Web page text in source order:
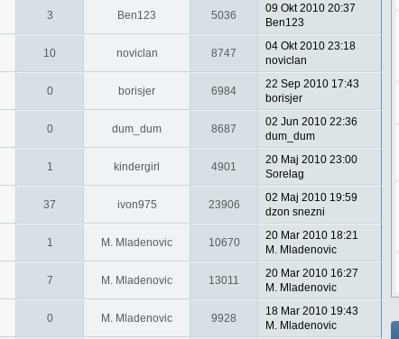
3 Ben123 5036
09 Okt 2010 20:37
Ben123
10 noviclan 8747
04 Okt 2010 23:18
noviclan
0 borisjer 6984
22 Sep 2010 17:43
borisjer
0 dum_dum 8687
02 Jun 2010 22:36
dum_dum
1 kindergirl 4901
20 Maj 2010 23:00
Sorelag
37 ivon975 23906
02 Maj 2010 19:59
dzon snezni
1 M. Mladenovic 10670
20 Mar 2010 18:21
M. Mladenovic
7 M. Mladenovic 13011
20 Mar 2010 16:27
M. Mladenovic
0 M. Mladenovic 9928
18 Mar 2010 19:43
M. Mladenovic